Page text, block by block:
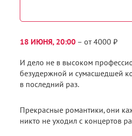
18 ИЮНЯ, 20:00– от 4000 ₽
И дело не в высоком
безудержной и сумасшедшей
в последний раз.
Прекрасные романтики, они
никто не уходил с концертов